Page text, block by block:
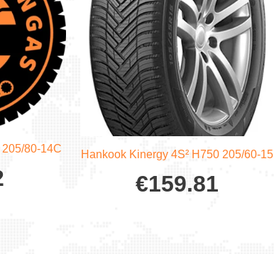
80-14C Hankook Kinergy 4S² H750 205/60-15
€159.81